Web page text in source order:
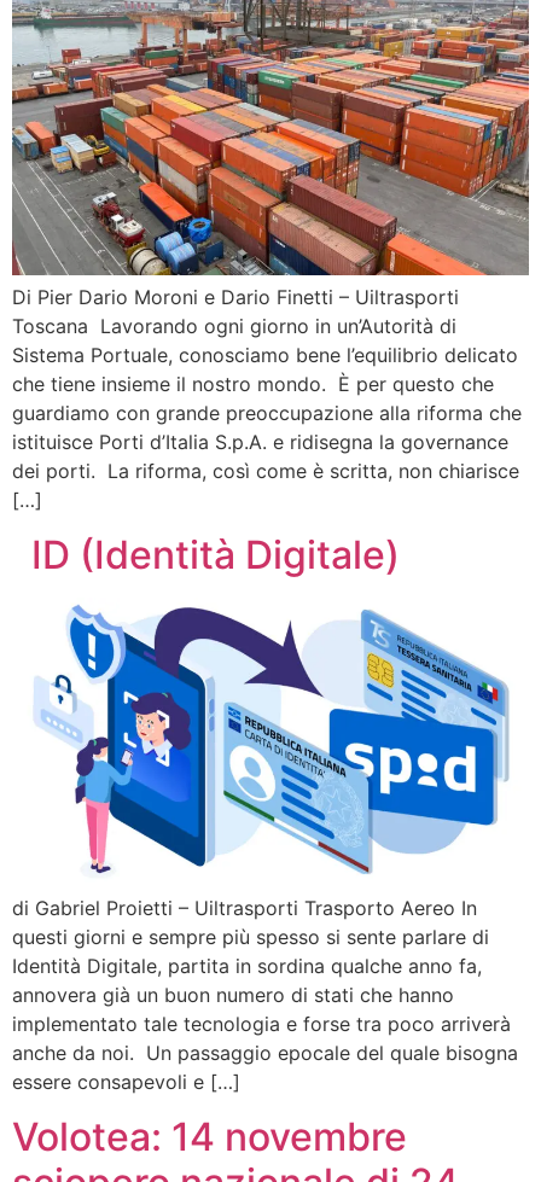
Di Pier Dario Moroni e Dario Finetti – Uiltrasporti
Toscana Lavorando ogni giorno in un’Autorità di
Sistema Portuale, conosciamo bene l’equilibrio delicato
che tiene insieme il nostro mondo. È per questo che
guardiamo con grande preoccupazione alla riforma che
istituisce Porti d’Italia S.p.A. e ridisegna la governance
dei porti. La riforma, così come è scritta, non chiarisce
[…]
ID (Identità Digitale)
di Gabriel Proietti – Uiltrasporti Trasporto Aereo In
questi giorni e sempre più spesso si sente parlare di
Identità Digitale, partita in sordina qualche anno fa,
annovera già un buon numero di stati che hanno
implementato tale tecnologia e forse tra poco arriverà
anche da noi. Un passaggio epocale del quale bisogna
essere consapevoli e […]
Volotea: 14 novembre